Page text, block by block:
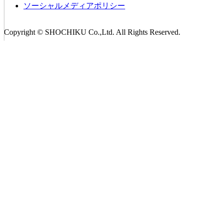
ソーシャルメディアポリシー
Copyright © SHOCHIKU Co.,Ltd. All Rights Reserved.